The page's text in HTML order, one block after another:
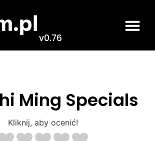
v0.76
Ming Specials
Kliknij, aby ocenić!